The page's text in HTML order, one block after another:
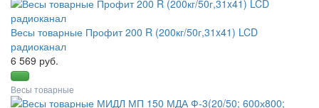
Весы товарные Профит 200 R (200кг/50г,31x41) LCD
радиоканал
6 569 руб.
Весы товарные